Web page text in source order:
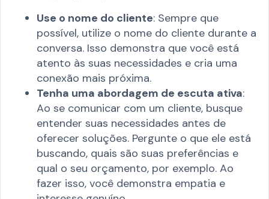
Use o nome do cliente: Sempre que
possível, utilize o nome do cliente durante a
conversa. Isso demonstra que você está
atento às suas necessidades e cria uma
conexão mais próxima.
Tenha uma abordagem de escuta ativa:
Ao se comunicar com um cliente, busque
entender suas necessidades antes de
oferecer soluções. Pergunte o que ele está
buscando, quais são suas preferências e
qual o seu orçamento, por exemplo. Ao
fazer isso, você demonstra empatia e